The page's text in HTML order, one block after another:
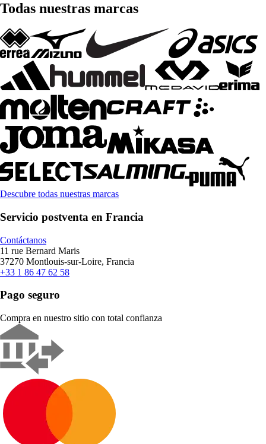
Todas nuestras marcas
Descubre todas nuestras marcas
Servicio postventa en Francia
Contáctanos
11 rue Bernard Maris
37270 Montlouis-sur-Loire, Francia
+33 1 86 47 62 58
Pago seguro
Compra en nuestro sitio con total confianza